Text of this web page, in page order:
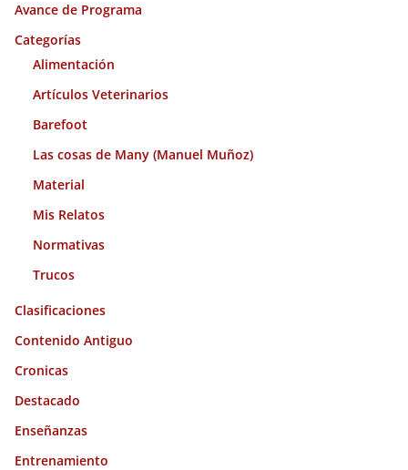
v
o
Avance de Programa
Categorías
Alimentación
Artículos Veterinarios
Barefoot
Las cosas de Many (Manuel Muñoz)
Material
Mis Relatos
Normativas
Trucos
Clasificaciones
Contenido Antiguo
Cronicas
Destacado
Enseñanzas
Entrenamiento